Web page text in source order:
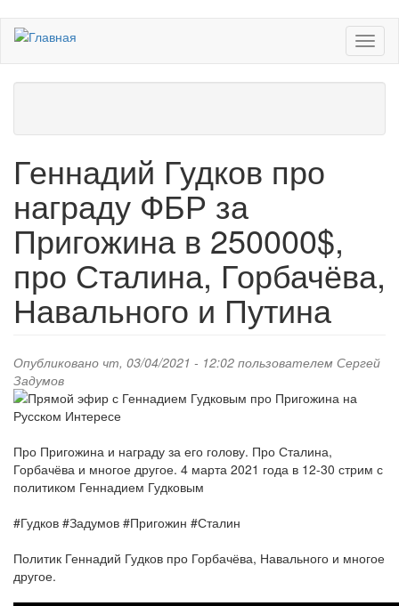
Перейти
основному
содержанию
Геннадий Гудков про
награду ФБР за
Пригожина в 250000$,
про Сталина, Горбачёва,
Навального и Путина
Опубликовано чт, 03/04/2021 - 12:02 пользователем Сергей
Задумов
Про Пригожина и награду за его голову. Про Сталина,
Горбачёва и многое другое. 4 марта 2021 года в 12-30 стрим с
политиком Геннадием Гудковым
#Гудков #Задумов #Пригожин #Сталин
Политик Геннадий Гудков про Горбачёва, Навального и многое
другое.